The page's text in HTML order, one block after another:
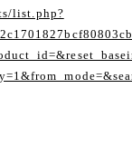
list.php?